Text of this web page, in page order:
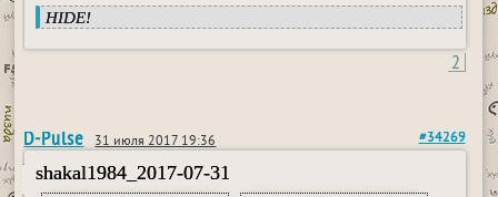
HIDE!
2
D-Pulse 31 июля 2017 19:36 #34269
shakal1984_2017-07-31